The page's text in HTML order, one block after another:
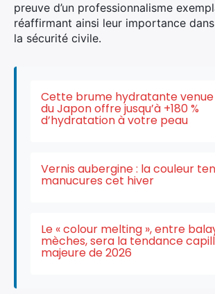
preuve d’un professionnalisme
réaffirmant ainsi leur importance
la sécurité civile.
Cette brume hydratante
du Japon offre jusqu’à +180 %
d’hydratation à votre peau
Vernis aubergine : la couleur
manucures cet hiver
Le « colour melting », entre
mèches, sera la tendance
majeure de 2026